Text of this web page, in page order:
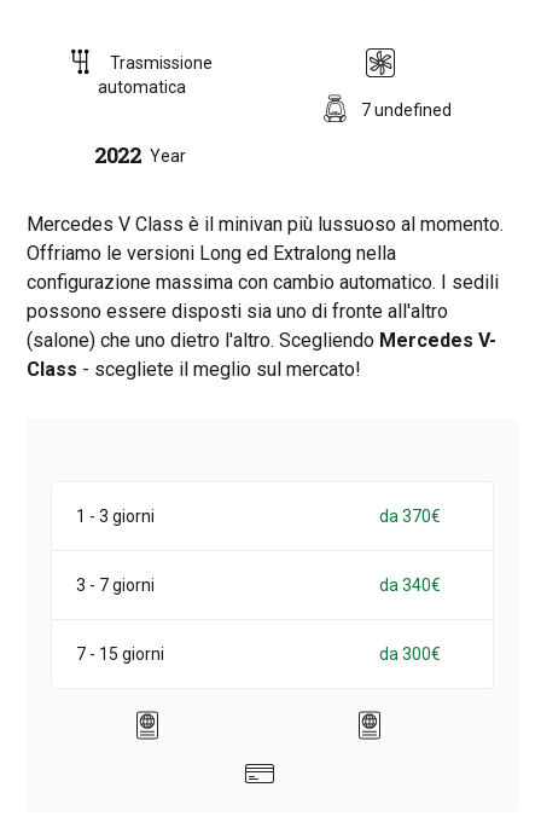
Trasmissione
automatica
7 undefined
2022 Year
Mercedes V Class è il minivan più lussuoso al momento.
Offriamo le versioni Long ed Extralong nella
configurazione massima con cambio automatico. I sedili
possono essere disposti sia uno di fronte all'altro
(salone) che uno dietro l'altro. Scegliendo Mercedes V-
Class - scegliete il meglio sul mercato!
1 - 3 giorni da 370€
3 - 7 giorni da 340€
7 - 15 giorni da 300€